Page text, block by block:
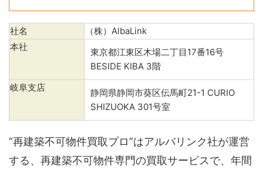
社名
（株）AlbaLink
本社
東京都江東区木場二丁目17番16号
BESIDE KIBA 3階
岐阜支店
静岡県静岡市葵区伝馬町21-1 CURIO
SHIZUOKA 301号室
”再建築不可物件買取プロ”はアルバリンク社が運営
する、再建築不可物件専門の買取サービスで、年間